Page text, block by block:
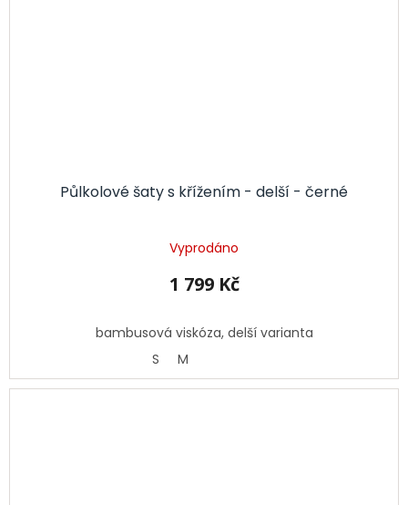
Půlkolové šaty s křížením - delší - černé
Vyprodáno
1 799 Kč
bambusová viskóza, delší varianta
S
M